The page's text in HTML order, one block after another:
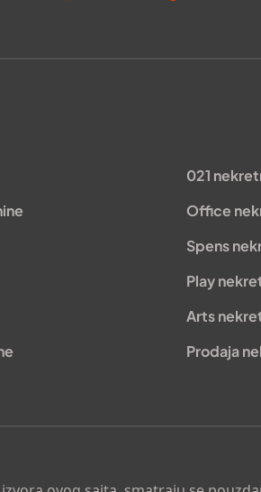
021
Office
Spens
Play
Arts
Prodaja